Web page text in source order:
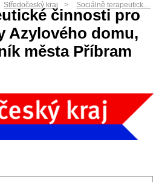
Středočeský kraj Sociálně terapeutick…
činnosti pro
Azylového domu,
města Příbram